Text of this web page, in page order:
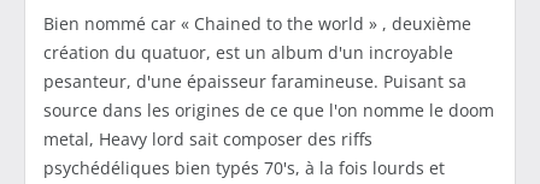
Bien nommé car « Chained to the world » , deuxième
création du quatuor, est un album d'un incroyable
pesanteur, d'une épaisseur faramineuse. Puisant sa
source dans les origines de ce que l'on nomme le doom
metal, Heavy lord sait composer des riffs
psychédéliques bien typés 70's, à la fois lourds et